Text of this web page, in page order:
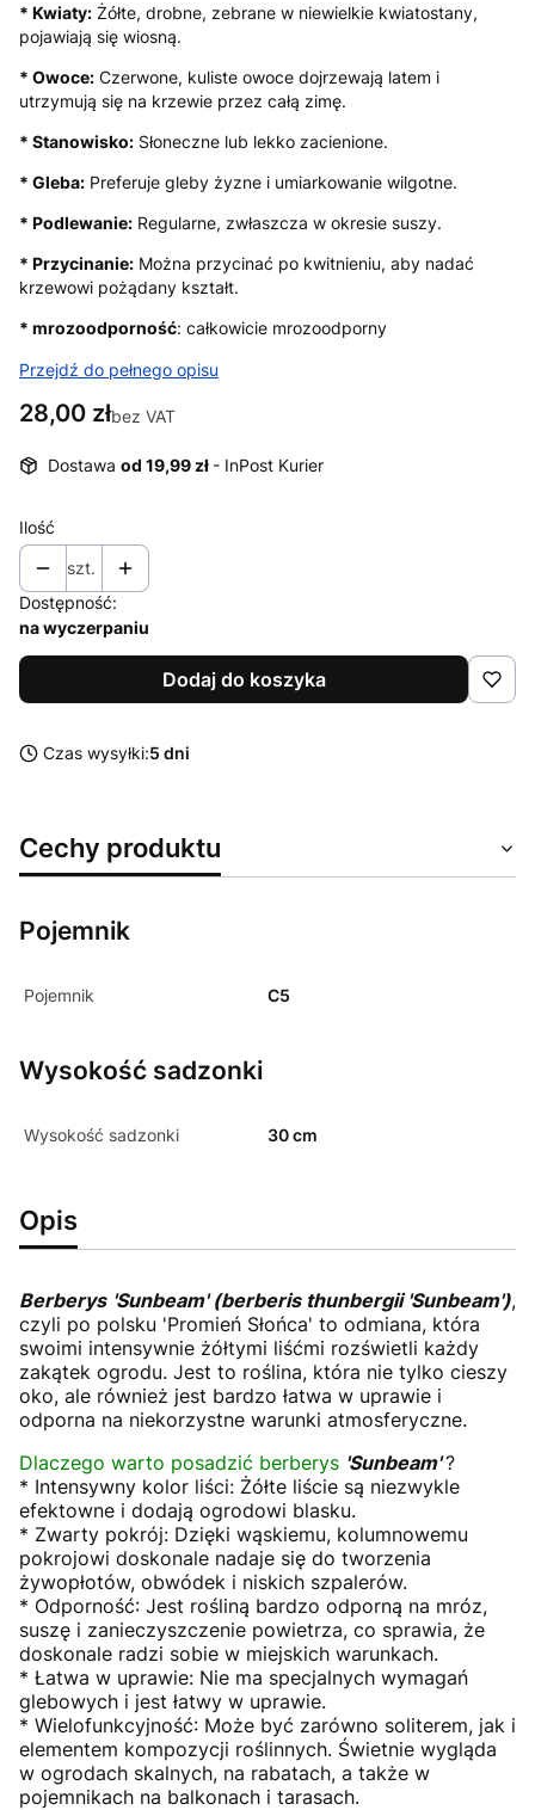
* Kwiaty: Żółte, drobne, zebrane w niewielkie kwiatostany,
pojawiają się wiosną.
* Owoce: Czerwone, kuliste owoce dojrzewają latem i
utrzymują się na krzewie przez całą zimę.
* Stanowisko: Słoneczne lub lekko zacienione.
* Gleba: Preferuje gleby żyzne i umiarkowanie wilgotne.
* Podlewanie: Regularne, zwłaszcza w okresie suszy.
* Przycinanie: Można przycinać po kwitnieniu, aby nadać
krzewowi pożądany kształt.
* mrozoodporność: całkowicie mrozoodporny
Przejdź do pełnego opisu
Cena
28,00 złbez VAT
Dostawa od 19,99 zł - InPost Kurier
Ilość
szt.
Dostępność:
na wyczerpaniu
Dodaj do koszyka
Czas wysyłki:5 dni
Cechy produktu
Pojemnik
Pojemnik C5
Wysokość sadzonki
Wysokość sadzonki 30 cm
Opis
Berberys 'Sunbeam' (berberis thunbergii 'Sunbeam'),
czyli po polsku 'Promień Słońca' to odmiana, która
swoimi intensywnie żółtymi liśćmi rozświetli każdy
zakątek ogrodu. Jest to roślina, która nie tylko cieszy
oko, ale również jest bardzo łatwa w uprawie i
odporna na niekorzystne warunki atmosferyczne.
Dlaczego warto posadzić berberys 'Sunbeam' ?
* Intensywny kolor liści: Żółte liście są niezwykle
efektowne i dodają ogrodowi blasku.
* Zwarty pokrój: Dzięki wąskiemu, kolumnowemu
pokrojowi doskonale nadaje się do tworzenia
żywopłotów, obwódek i niskich szpalerów.
* Odporność: Jest rośliną bardzo odporną na mróz,
suszę i zanieczyszczenie powietrza, co sprawia, że
doskonale radzi sobie w miejskich warunkach.
* Łatwa w uprawie: Nie ma specjalnych wymagań
glebowych i jest łatwy w uprawie.
* Wielofunkcyjność: Może być zarówno soliterem, jak i
elementem kompozycji roślinnych. Świetnie wygląda
w ogrodach skalnych, na rabatach, a także w
pojemnikach na balkonach i tarasach.